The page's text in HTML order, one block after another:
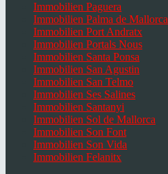
Immobilien Paguera
Immobilien Palma de Mallorca
Immobilien Port Andratx
Immobilien Portals Nous
Immobilien Santa Ponsa
Immobilien San Agustin
Immobilien San Telmo
Immobilien Ses Salines
Immobilien Santanyi
Immobilien Sol de Mallorca
Immobilien Son Font
Immobilien Son Vida
Immobilien Felanitx